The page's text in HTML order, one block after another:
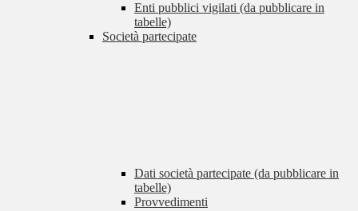
Enti pubblici vigilati (da pubblicare in
tabelle)
Società partecipate
Dati società partecipate (da pubblicare in
tabelle)
Provvedimenti